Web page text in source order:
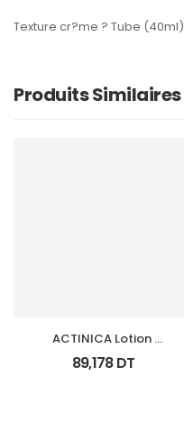
Texture cr?me ? Tube (40ml)
Produits Similaires
ACTINICA Lotion
Spf50+ Fl 80 Ml
89,178DT